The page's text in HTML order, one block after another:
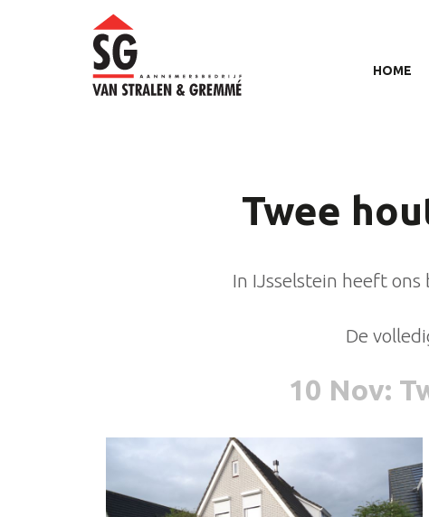
Twee
In IJsselstein heeft
De
10 Nov:
HOME